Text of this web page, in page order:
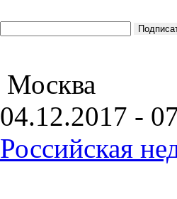
Москва
04.12.2017 -
Российская